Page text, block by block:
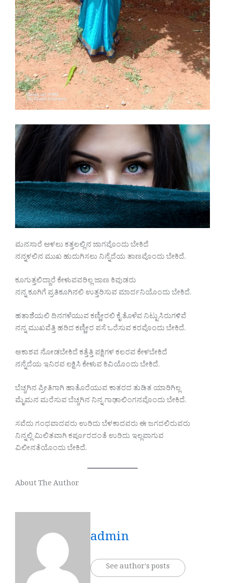
ಮನಸಾರೆ ಅಳಲು ಕತ್ತಲಲ್ಲಿನ ಜಾಗವೊಂದು ಬೇಕಿದೆ
ನನ್ನಳಲಿನ ಮುಖ ಹುದುಗಿಸಲು ನಿನ್ನೆದೆಯ ತಾಣವೊಂದು ಬೇಕಿದೆ.
ಕೂಗುತ್ತಲಿದ್ದಾರೆ ಕೇಳುವವರಿಲ್ಲ ಜಾಣ ಕಿವುಡರು
ನನ್ನ ಕೂಗಿಗೆ ಪ್ರತಿಕೂಗಿನಲಿ ಉತ್ತರಿಸುವ ಮಾರ್ದನಿಯೊಂದು ಬೇಕಿದೆ.
ಹತಾಶೆಯಲಿ ದಿನಗಳೆಯುವ ಕಣ್ಣೀರಲಿ ಕೈ ತೊಳೆವ ನಿಟ್ಟುಸಿರುಗಳಿವೆ
ನನ್ನ ಮುಖವೆತ್ತಿ ಹರಿದ ಕಣ್ಣೀರ ಪಸೆ ಒರೆಸುವ ಕರವೊಂದು ಬೇಕಿದೆ.
ಆಕಾಶವ ನೋಡಬೇಕಿದೆ ಕತ್ತೆತ್ತಿ ಪಕ್ಷಿಗಳ ಕಲರವ ಕೇಳಬೇಕಿದೆ
ನನ್ನೆದೆಯ ಇನಿರವ ಲಕ್ಷಿಸಿ ಕೇಳುವ ಕಿವಿಯೊಂದು ಬೇಕಿದೆ.
ಬೆಚ್ಚಗಿನ ಪ್ರೀತಿಗಾಗಿ ಹಾತೊರೆಯುವ ಕಾತರದ ತುಡಿತ ಯಾರಿಗಿಲ್ಲ
ಮೈಮನ ಮರೆಸುವ ಬೆಚ್ಚಗಿನ ನಿನ್ನ ಗಾಢಾಲಿಂಗನವೊಂದು ಬೇಕಿದೆ.
ಸವೆದು ಗಂಧವಾದವರು ಉರಿದು ಬೆಳಕಾದವರು ಈ ಜಗದಲಿರುವರು
ನಿನ್ನಲ್ಲಿ ಮಿಲಿತವಾಗಿ ಕರ್ಪೂರದಂತೆ ಉರಿದು ಇಲ್ಲವಾಗುವ
ವಿಲೀನತೆಯೊಂದು ಬೇಕಿದೆ‌.
About The Author
admin
See author's posts